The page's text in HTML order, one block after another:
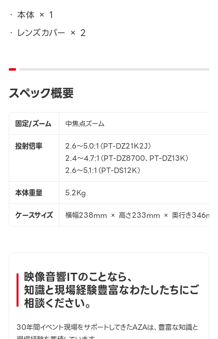
本体 × 1
レンズカバー × 2
スペック概要
固定/ズーム
中焦点ズーム
投射倍率
2.6～5.0:1（PT-DZ21K2J）
2.4～4.7:1（PT-DZ8700、PT-DZ13K）
2.6～5.1:1（PT-DS12K）
本体重量
5.2Kg
ケースサイズ
横幅238mm × 高さ233mm × 奥行き
映像音響ITのことなら、
知識と現場経験豊富なわたしたちにご
相談ください。
30年間イベント現場をサポートしてきたAZAは、豊富な知識と